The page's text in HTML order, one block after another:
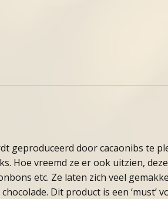
geproduceerd door cacaonibs te
Hoe vreemd ze er ook uitzien,
etc. Ze laten zich veel
Dit product is een